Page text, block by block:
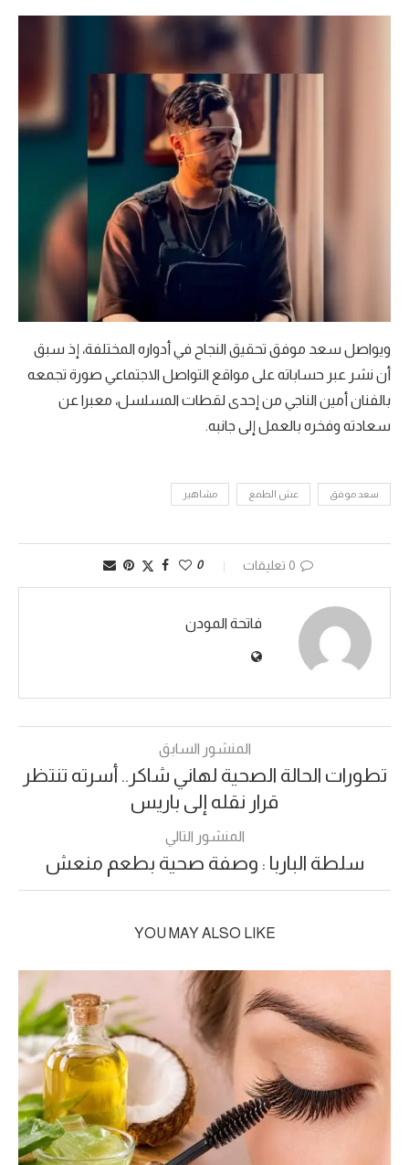
ويواصل سعد موفق تحقيق النجاح في أدواره المختلفة، إذ سبق
أن نشر عبر حساباته على مواقع التواصل الاجتماعي صورة تجمعه
بالفنان أمين الناجي من إحدى لقطات المسلسل، معبرا عن
سعادته وفخره بالعمل إلى جانبه.
سعد موفق عش الطمع مشاهير
0 تعليقات 0
فاتحة المودن
المنشور السابق
تطورات الحالة الصحية لهاني شاكر.. أسرته تنتظر
قرار نقله إلى باريس
المنشور التالي
سلطة الباربا : وصفة صحية بطعم منعش
YOU MAY ALSO LIKE